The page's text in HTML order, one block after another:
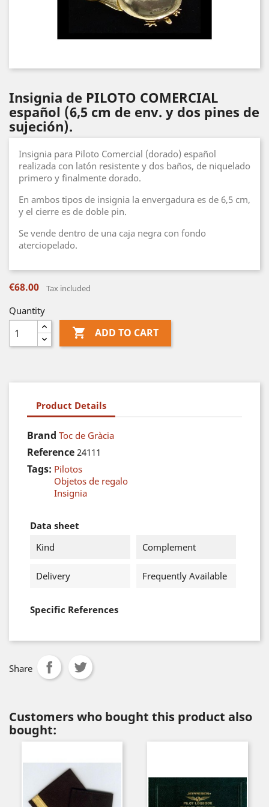
Insignia de PILOTO COMERCIAL
español (6,5 cm de env. y dos pines de
sujeción).
Insignia para Piloto Comercial (dorado) español
realizada con latón resistente y dos baños, de niquelado
primero y finalmente dorado.
En ambos tipos de insignia la envergadura es de 6,5 cm,
y el cierre es de doble pin.
Se vende dentro de una caja negra con fondo
aterciopelado.
€68.00 Tax included
Quantity
 ADD TO CART
Product Details
Brand Toc de Gràcia
Reference 24111
Tags: Pilotos
Objetos de regalo
Insignia
Data sheet
Kind
Complement
Delivery Frequently Available
Specific References
Share
Customers who bought this product also
bought: